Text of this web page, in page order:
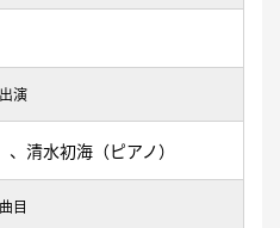
出演
清水初海（ピアノ）
曲目